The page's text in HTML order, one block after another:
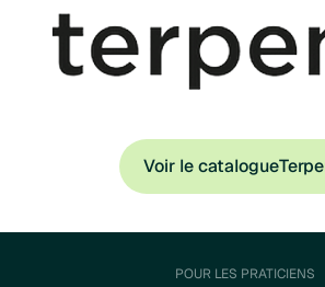
Voir le catalogue
POUR LES PRATICIENS